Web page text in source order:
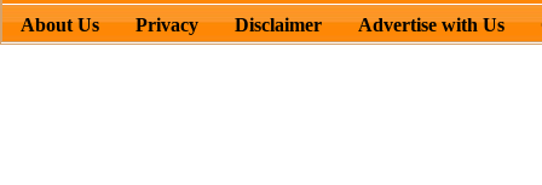
About Us Privacy Disclaimer Advertise with Us